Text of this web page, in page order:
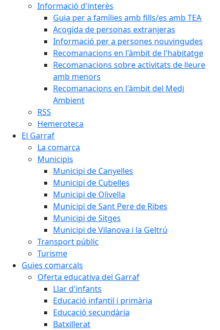
Informació d'interès
Guia per a famílies amb fills/es amb TEA
Acogida de personas extranjeras
Informació per a persones nouvingudes
Recomanacions en l'àmbit de l'habitatge
Recomanacions sobre activitats de lleure
amb menors
Recomanacions en l'àmbit del Medi
Ambient
RSS
Hemeroteca
El Garraf
La comarca
Municipis
Municipi de Canyelles
Municipi de Cubelles
Municipi de Olivella
Municipi de Sant Pere de Ribes
Municipi de Sitges
Municipi de Vilanova i la Geltrú
Transport públic
Turisme
Guies comarcals
Oferta educativa del Garraf
Llar d'infants
Educació infantil i primària
Educació secundària
Batxillerat